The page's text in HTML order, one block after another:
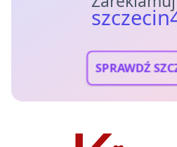
SPRAWDŹ